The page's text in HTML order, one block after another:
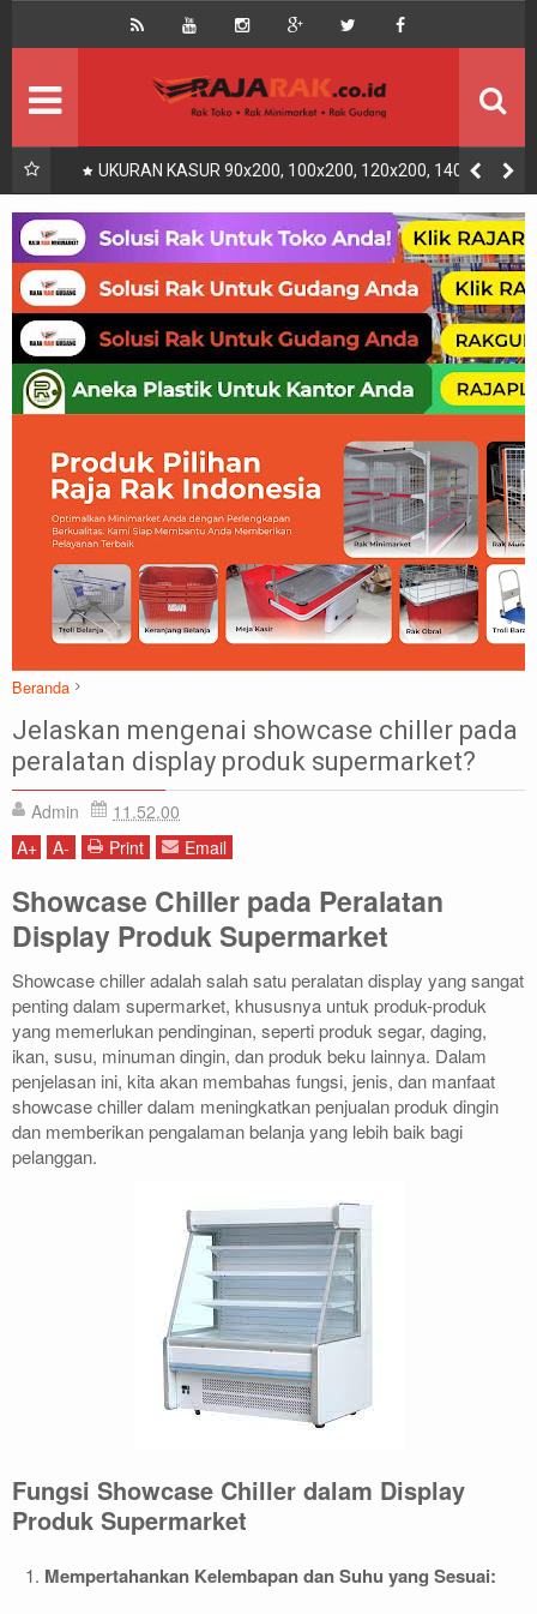
UKURAN KASUR 90x200, 100x200, 120x200, 140x200,
160x200, 180x200 | FUNGSI, MANFAAT DAN KEGUNAAN
Beranda
Display Produk
FAQ Showcase Chiller
SUPERMARKET
Jelaskan mengenai showcase chiller pada peralatan display produk
supermarket?
Jelaskan mengenai showcase chiller pada
peralatan display produk supermarket?
Admin
11.52.00
A+ A- Print Email
Showcase Chiller pada Peralatan
Display Produk Supermarket
Showcase chiller adalah salah satu peralatan display yang sangat
penting dalam supermarket, khususnya untuk produk-produk
yang memerlukan pendinginan, seperti produk segar, daging,
ikan, susu, minuman dingin, dan produk beku lainnya. Dalam
penjelasan ini, kita akan membahas fungsi, jenis, dan manfaat
showcase chiller dalam meningkatkan penjualan produk dingin
dan memberikan pengalaman belanja yang lebih baik bagi
pelanggan.
Fungsi Showcase Chiller dalam Display
Produk Supermarket
Mempertahankan Kelembapan dan Suhu yang Sesuai:
Beranda
Kontak About Us
Rak Gudang Rak besi/Rak pallet
Rak Minimarket Supermarket
Produk Lain Peralatan Toko Dll
Artikel Retail & Logistik